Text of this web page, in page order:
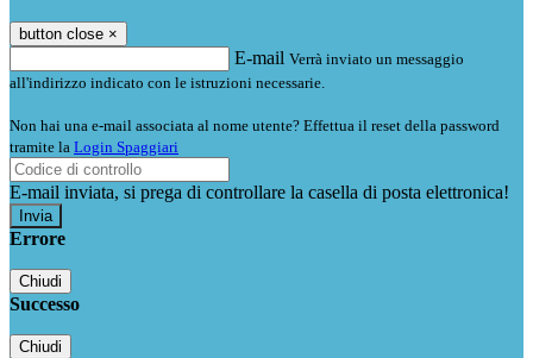
button close ×
E-mail Verrà inviato un messaggio
all'indirizzo indicato con le istruzioni necessarie.
Non hai una e-mail associata al nome utente? Effettua il reset della password
tramite la Login Spaggiari
E-mail inviata, si prega di controllare la casella di posta elettronica!
Errore
Chiudi
Successo
Chiudi